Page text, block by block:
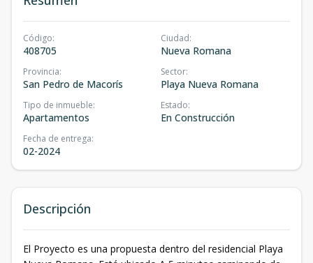
Código:
408705
Ciudad:
Nueva Romana
Provincia:
San Pedro de Macorís
Sector:
Playa Nueva Romana
Tipo de inmueble:
Apartamentos
Estado:
En Construcción
Fecha de entrega:
02-2024
Descripción
El Proyecto es una propuesta dentro del residencial Playa